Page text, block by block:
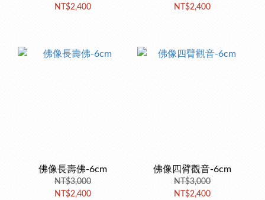
NT$2,400
NT$2,400
佛像長壽佛-6cm
NT$3,000
NT$2,400
佛像四臂觀音-6cm
NT$3,000
NT$2,400